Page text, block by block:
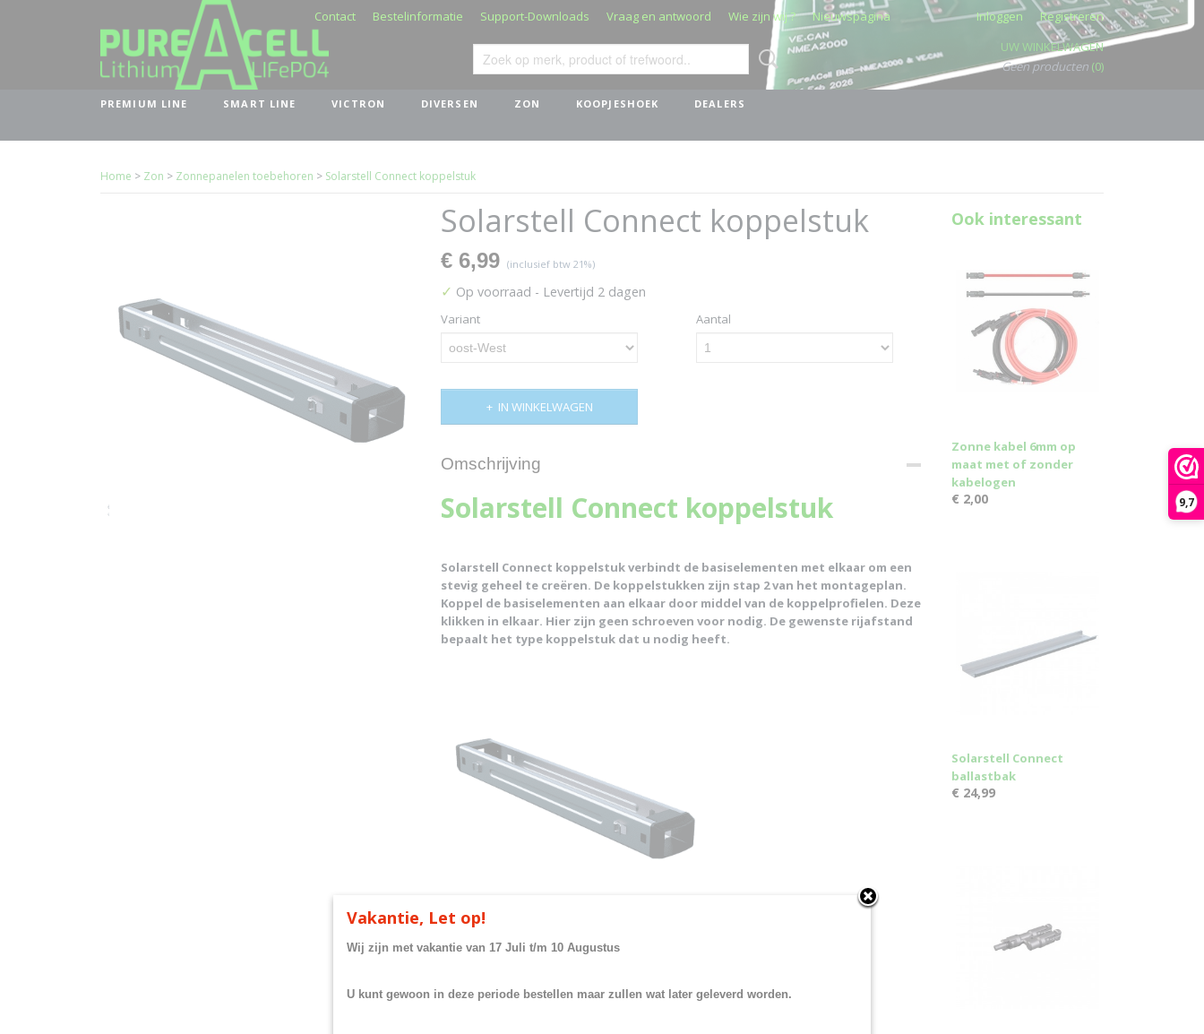
9,7
Contact Bestelinformatie Support-Downloads Vraag en antwoord Wie zijn wij ? Nieuwspagina Inloggen
Registreren
UW WINKELWAGEN
Geen producten (0)
PREMIUM LINE SMART LINE VICTRON DIVERSEN ZON KOOPJESHOEK DEALERS
Home > Zon > Zonnepanelen toebehoren > Solarstell Connect koppelstuk
Solarstell Connect koppelstuk
€ 6,99 (inclusief btw 21%)
✓ Op voorraad - Levertijd 2 dagen
Variant Aantal
IN WINKELWAGEN
Omschrijving
Solarstell Connect koppelstuk
Solarstell Connect koppelstuk verbindt de basiselementen met elkaar om een
stevig geheel te creëren. De koppelstukken zijn stap 2 van het montageplan.
Koppel de basiselementen aan elkaar door middel van de koppelprofielen. Deze
klikken in elkaar. Hier zijn geen schroeven voor nodig. De gewenste rijafstand
bepaalt het type koppelstuk dat u nodig heeft.
Ook interessant
Zonne kabel 6mm op
maat met of zonder
kabelogen
€ 2,00
Solarstell Connect
ballastbak
€ 24,99
Vakantie, Let op!
Wij zijn met vakantie van 17 Juli t/m 10 Augustus
U kunt gewoon in deze periode bestellen maar zullen wat later geleverd worden.